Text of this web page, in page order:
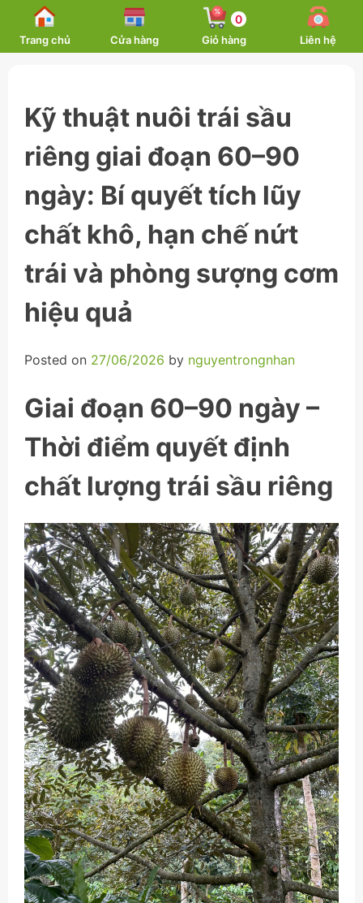
content
Trang chủ Cửa hàng
0
Giỏ hàng Liên hệ
Kỹ thuật nuôi trái sầu
riêng giai đoạn 60–90
ngày: Bí quyết tích lũy
chất khô, hạn chế nứt
trái và phòng sượng cơm
hiệu quả
Posted on 27/06/2026 by nguyentrongnhan
Giai đoạn 60–90 ngày –
Thời điểm quyết định
chất lượng trái sầu riêng